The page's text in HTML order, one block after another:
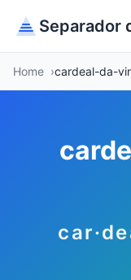
Separador
Home cardeal-da-